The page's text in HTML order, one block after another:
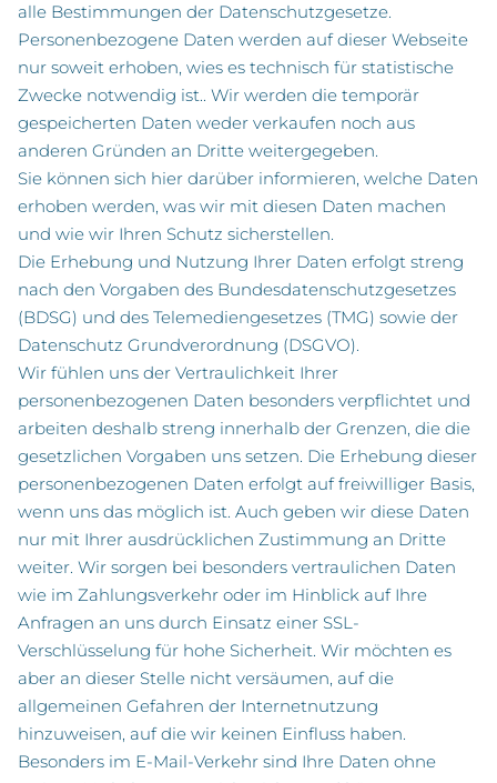
alle Bestimmungen der Datenschutzgesetze.
Personenbezogene Daten werden auf dieser Webseite
nur soweit erhoben, wies es technisch für statistische
Zwecke notwendig ist.. Wir werden die temporär
gespeicherten Daten weder verkaufen noch aus
anderen Gründen an Dritte weitergegeben.
Sie können sich hier darüber informieren, welche Daten
erhoben werden, was wir mit diesen Daten machen
und wie wir Ihren Schutz sicherstellen.
Die Erhebung und Nutzung Ihrer Daten erfolgt streng
nach den Vorgaben des Bundesdatenschutzgesetzes
(BDSG) und des Telemediengesetzes (TMG) sowie der
Datenschutz Grundverordnung (DSGVO).
Wir fühlen uns der Vertraulichkeit Ihrer
personenbezogenen Daten besonders verpflichtet und
arbeiten deshalb streng innerhalb der Grenzen, die die
gesetzlichen Vorgaben uns setzen. Die Erhebung dieser
personenbezogenen Daten erfolgt auf freiwilliger Basis,
wenn uns das möglich ist. Auch geben wir diese Daten
nur mit Ihrer ausdrücklichen Zustimmung an Dritte
weiter. Wir sorgen bei besonders vertraulichen Daten
wie im Zahlungsverkehr oder im Hinblick auf Ihre
Anfragen an uns durch Einsatz einer SSL-
Verschlüsselung für hohe Sicherheit. Wir möchten es
aber an dieser Stelle nicht versäumen, auf die
allgemeinen Gefahren der Internetnutzung
hinzuweisen, auf die wir keinen Einfluss haben.
Besonders im E-Mail-Verkehr sind Ihre Daten ohne